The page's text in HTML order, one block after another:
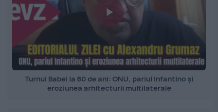
Turnul Babel la 80 de ani: ONU, pariul Infantino și
eroziunea arhitecturii multilaterale